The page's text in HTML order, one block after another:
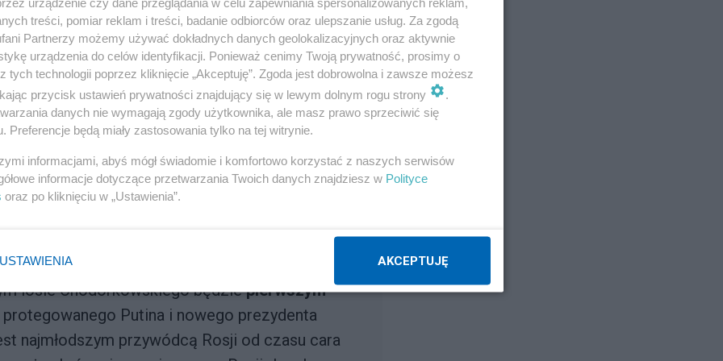
ten sam człowiek – Igor Sieczin” mówi
w wywiadzie dla The Sunday Times.
Trudno powiedzieć jak dokładnie
uwierzył, że chciałem zorganizować
– w chwili aresztowania otwarcie wspierałem
mogły zdobyć najwyżej 15%
że prawdziwy powód nie był nikomu potrzebny
rosyjską firmę naftową
losie Chodorkowskiego będziepierwszym
Putina i nowego prezydenta
najmłodszym przywódcą Rosji od czasu cara
treści, pomiar reklam i treści, badanie odbiorców oraz ulepszanie usług. Za zgodą
Partnerzy możemy używać dokładnych danych geolokalizacyjnych oraz aktywnie
urządzenia do celów identyfikacji. Ponieważ cenimy Twoją prywatność, prosimy o
tych technologii poprzez kliknięcie „Akceptuję”. Zgoda jest dobrowolna i zawsze możesz
przycisk ustawień prywatności znajdujący się w lewym dolnym rogu strony
.
danych nie wymagają zgody użytkownika, ale masz prawo sprzeciwić się
Preferencje będą miały zastosowania tylko na tej witrynie.
informacjami, abyś mógł świadomie i komfortowo korzystać z naszych serwisów
informacje dotyczące przetwarzania Twoich danych znajdziesz w Polityce
oraz po kliknięciu w „Ustawienia”.
USTAWIENIA AKCEPTUJĘ